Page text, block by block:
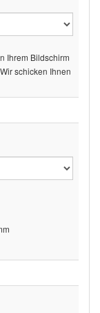
Ihrem Bildschirm
schicken Ihnen